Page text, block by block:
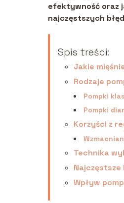
efektywność oraz
najczęstszych
Spis treści:
Jakie
Rodzaje
Pompki
Pompki
Korzyści z
Technika
Najczęstsze
Wpływ